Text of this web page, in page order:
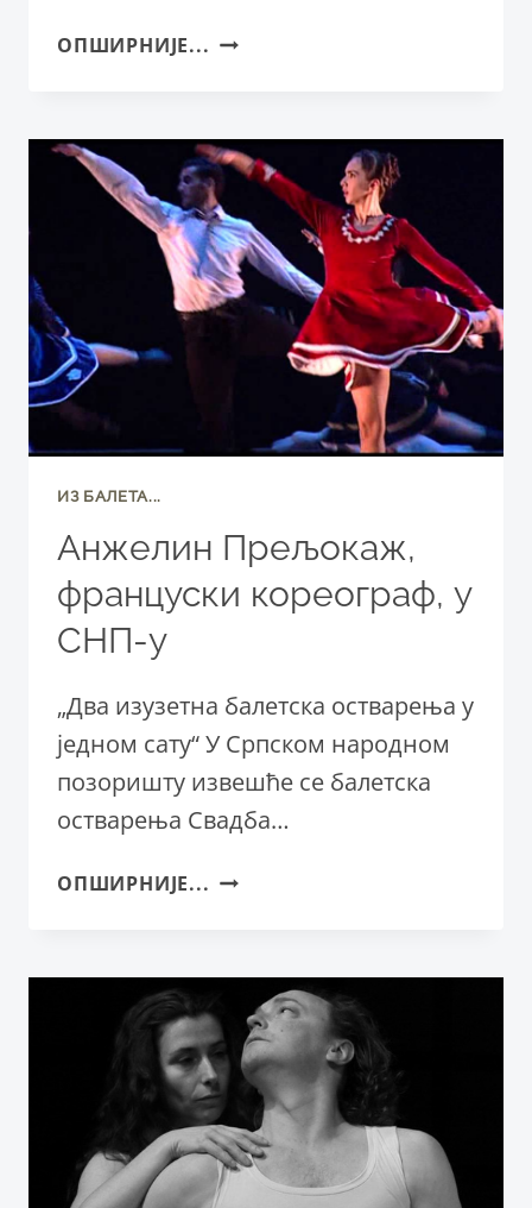
ОПШИРНИЈЕ... „РЕВОЛУЦИЈА
66.
ФЕСТИВАЛУ
ПРОФЕСИОНАЛНИХ
ПОЗОРИШТА
ВОЈВОДИНЕ
ИЗ БАЛЕТА...
Анжелин Прељокаж,
француски кореограф, у
СНП-у
„Два изузетна балетска остварења у
једном сату“ У Српском народном
позоришту извешће се балетска
остварења Свадба…
ОПШИРНИЈЕ... АНЖЕЛИН
СНП-
У